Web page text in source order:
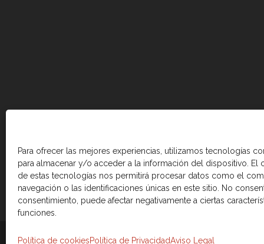
Para ofrecer las mejores experiencias, utilizamos tecnologías
para almacenar y/o acceder a la información del dispositivo. El
de estas tecnologías nos permitirá procesar datos como el
navegación o las identificaciones únicas en este sitio. No
consentimiento, puede afectar negativamente a ciertas
funciones.
Política de cookiesPolítica de PrivacidadAviso Legal
© 2026 Cámara de comercio Canadá